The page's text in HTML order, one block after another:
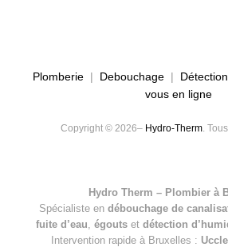
Plomberie | Debouchage |
vous en ligne
Copyright © 2026– Hydro-Therm.
Hydro Therm – Plombier à
Spécialiste en débouchage de
fuite d’eau, égoutset détection
Intervention rapide à Bruxelles : Uccle